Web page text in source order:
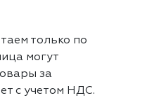
только по
могут
за
с учетом НДС.